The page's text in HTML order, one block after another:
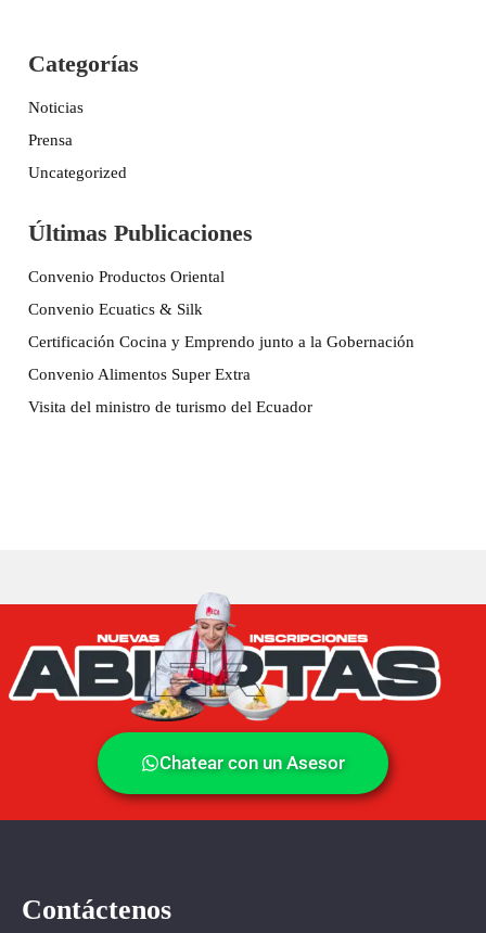
Categorías
Noticias
Prensa
Uncategorized
Últimas Publicaciones
Convenio Productos Oriental
Convenio Ecuatics & Silk
Certificación Cocina y Emprendo junto a la Gobernación
Convenio Alimentos Super Extra
Visita del ministro de turismo del Ecuador
Chatear con un Asesor
Contáctenos